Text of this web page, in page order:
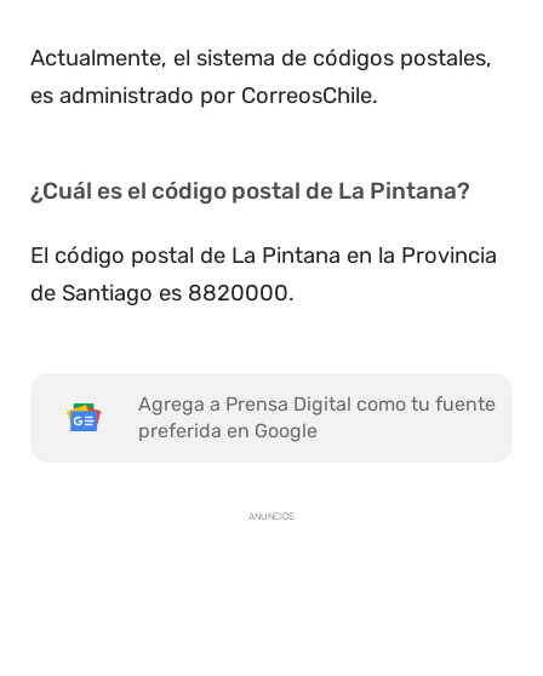
Actualmente, el sistema de códigos postales,
es administrado por CorreosChile.
¿Cuál es el código postal de La Pintana?
El código postal de La Pintana en la Provincia
de Santiago es 8820000.
Agrega a Prensa Digital como tu fuente
preferida en Google
ANUNCIOS